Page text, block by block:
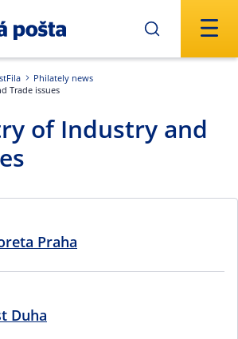
Philately news
Trade issues
of Industry and
Praha
Duha